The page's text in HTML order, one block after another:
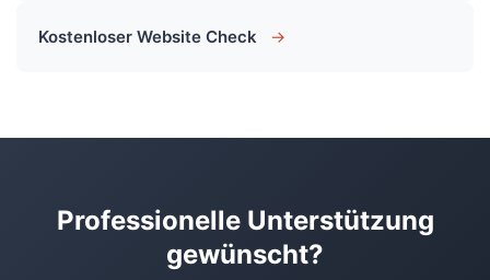
Kostenloser Website Check →
Professionelle Unterstützung
gewünscht?